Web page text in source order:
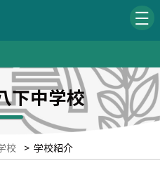
下中学校
校 > 学校紹介